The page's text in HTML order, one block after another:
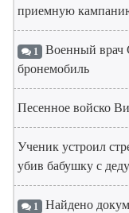
приемную
1 Военный врач
бронемобиль
Песенное войско
Ученик устроил
убив бабушку с
1 Найдено